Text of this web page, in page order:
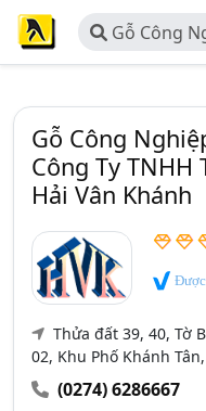
Gỗ Công
Công Ty
Gỗ Công
Công Ty
Hải Vân Khánh
Thửa đất 39, 40, Tờ
02, Khu Phố Khánh
(0274) 6286667